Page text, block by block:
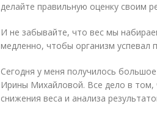
делайте правильную оценку своим
И не забывайте, что вес мы
медленно, чтобы организм успевал
Сегодня у меня получилось
Ирины Михайловой. Все дело в том,
снижения веса и анализа